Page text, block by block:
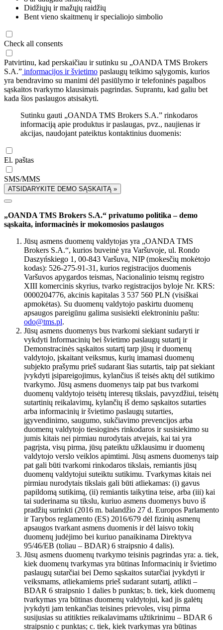
Didžiųjų ir mažųjų raidžių
Bent vieno skaitmenų ir specialiojo simbolio
Check all consents
Patvirtinu, kad perskaičiau ir sutinku su „OANDA TMS Brokers
S.A.” informacijos ir švietimo paslaugų teikimo sąlygomis, kurios
yra bendravimo su manimi dėl pasiūlymo ir telefoninės pagalbos
sąskaitos tvarkymo klausimais pagrindas. Suprantu, kad galiu bet
kada šios paslaugos atsisakyti.
Sutinku gauti „OANDA TMS Brokers S.A.” rinkodaros
informaciją apie produktus ir paslaugas, pvz., naujienas ir
akcijas, naudojant pateiktus kontaktinius duomenis:
El. paštas
SMS/MMS
ATSIDARYKITE DEMO SĄSKAITĄ »
„OANDA TMS Brokers S.A.“ privatumo politika – demo
sąskaita, informacinės ir mokomosios paslaugos
Jūsų asmens duomenų valdytojas yra „OANDA TMS
Brokers S.A.“, kurios buveinė yra Varšuvoje, ul. Rondo
Daszyńskiego 1, 00-843 Varšuva, NIP (mokesčių mokėtojo
kodas): 526-275-91-31, kurios registracijos duomenis
Varšuvos apygardos teismas, Nacionalinio teismų registro
XIII komercinis skyrius, tvarko registracijos byloje Nr. KRS:
0000204776, akcinis kapitalas 3 537 560 PLN (visiškai
apmokėtas). Su duomenų valdytojo paskirtu duomenų
apsaugos pareigūnu galima susisiekti elektroniniu paštu:
odo@tms.pl.
Jūsų asmens duomenys bus tvarkomi siekiant sudaryti ir
vykdyti Informacinių bei švietimo paslaugų sutartį ir
Demonstracinės sąskaitos sutartį tarp jūsų ir duomenų
valdytojo, įskaitant veiksmus, kurių imamasi duomenų
subjekto prašymu prieš sudarant šias sutartis, taip pat siekiant
įvykdyti įsipareigojimus, kylančius iš teisės aktų dėl sutikimo
tvarkymo. Jūsų asmens duomenys taip pat bus tvarkomi
duomenų valdytojo teisėtų interesų tikslais, pavyzdžiui, teisėtų
sutartinių reikalavimų, kylančių iš demo sąskaitos sutarties
arba informacinių ir švietimo paslaugų sutarties,
įgyvendinimo, saugumo, sukčiavimo prevencijos arba
duomenų valdytojo tiesioginės rinkodaros ir susisiekimo su
jumis kitais nei pirmiau nurodytais atvejais, kai tai yra
pagrįsta, visų pirma, jūsų pateiktu užklausimu ir duomenų
valdytojo verslo veiklos apimtimi. Jūsų asmens duomenys taip
pat gali būti tvarkomi rinkodaros tikslais, remiantis jūsų
duomenų valdytojui suteiktu sutikimu. Tvarkymas kitais nei
pirmiau nurodytais tikslais gali būti atliekamas: (i) gavus
papildomą sutikimą, (ii) remiantis taikytina teise, arba (iii) kai
tai suderinama su tikslu, kuriuo asmens duomenys buvo iš
pradžių surinkti (2016 m. balandžio 27 d. Europos Parlamento
ir Tarybos reglamento (ES) 2016/679 dėl fizinių asmenų
apsaugos tvarkant asmens duomenis ir dėl laisvo tokių
duomenų judėjimo bei kuriuo panaikinama Direktyva
95/46/EB (toliau – BDAR) 6 straipsnio 4 dalis).
Jūsų asmens duomenų tvarkymo teisinis pagrindas yra: a. tiek,
kiek duomenų tvarkymas yra būtinas Informacinių ir švietimo
paslaugų sutarčiai bei Demo sąskaitos sutarčiai įvykdyti ir
veiksmams, atliekamiems prieš sudarant sutartį, atlikti –
BDAR 6 straipsnio 1 dalies b punktas; b. tiek, kiek duomenų
tvarkymas yra būtinas duomenų valdytojui, kad jis galėtų
įvykdyti jam tenkančias teisines prievoles, visų pirma
susijusias su atitikties reikalavimams užtikrinimu – BDAR 6
straipsnio c punktas; c. tiek, kiek tvarkymas yra būtinas